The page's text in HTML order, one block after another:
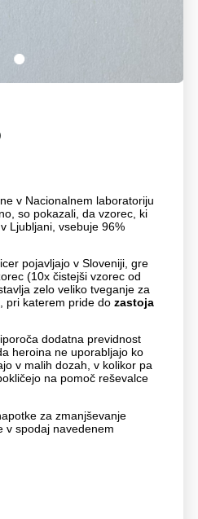
1
v Nacionalnem laboratoriju
so pokazali, da vzorec, ki
Ljubljani, vsebuje 96%
pojavljajo v Sloveniji, gre
(10x čistejši vzorec od
zelo veliko tveganje za
pri katerem pride do zastoja
dodatna previdnost
heroina ne uporabljajo ko
v malih dozah, v kolikor pa
na pomoč reševalce
za zmanjševanje
v spodaj navedenem